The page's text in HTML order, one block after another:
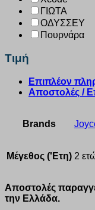
ΓΙΩΤΑ
ΟΔΥΣΣΕΥ
Πουρνάρα
Τιμή
Επιπλέον
Αποστολές /
Brands
Μέγεθος ('Ετη) 2
Αποστολές
την Ελλάδα.